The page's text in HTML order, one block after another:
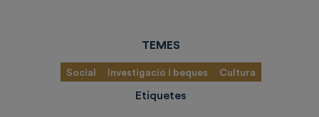
TEMES
Social Investigació i beques Cultura
Etiquetes